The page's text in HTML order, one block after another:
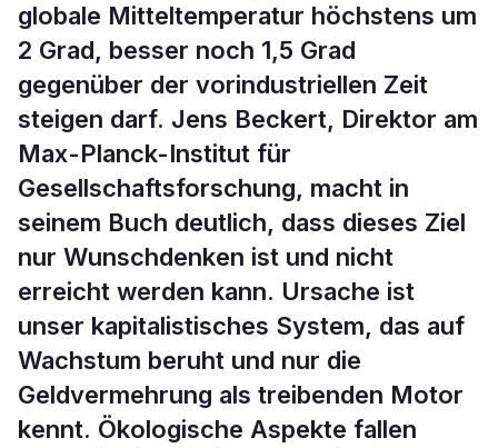
globale Mitteltemperatur höchstens um
2 Grad, besser noch 1,5 Grad
gegenüber der vorindustriellen Zeit
steigen darf. Jens Beckert, Direktor am
Max-Planck-Institut für
Gesellschaftsforschung, macht in
seinem Buch deutlich, dass dieses Ziel
nur Wunschdenken ist und nicht
erreicht werden kann. Ursache ist
unser kapitalistisches System, das auf
Wachstum beruht und nur die
Geldvermehrung als treibenden Motor
kennt. Ökologische Aspekte fallen